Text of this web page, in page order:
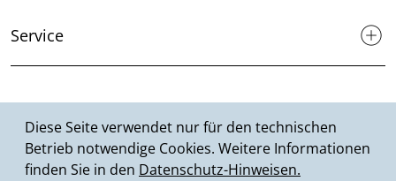
Diese Seite verwendet nur für den technischen
Betrieb notwendige Cookies. Weitere Informationen
finden Sie in den Datenschutz-Hinweisen.
Service